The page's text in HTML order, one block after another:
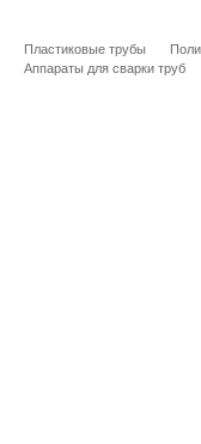
Пластиковые трубы
Аппараты для сварки труб